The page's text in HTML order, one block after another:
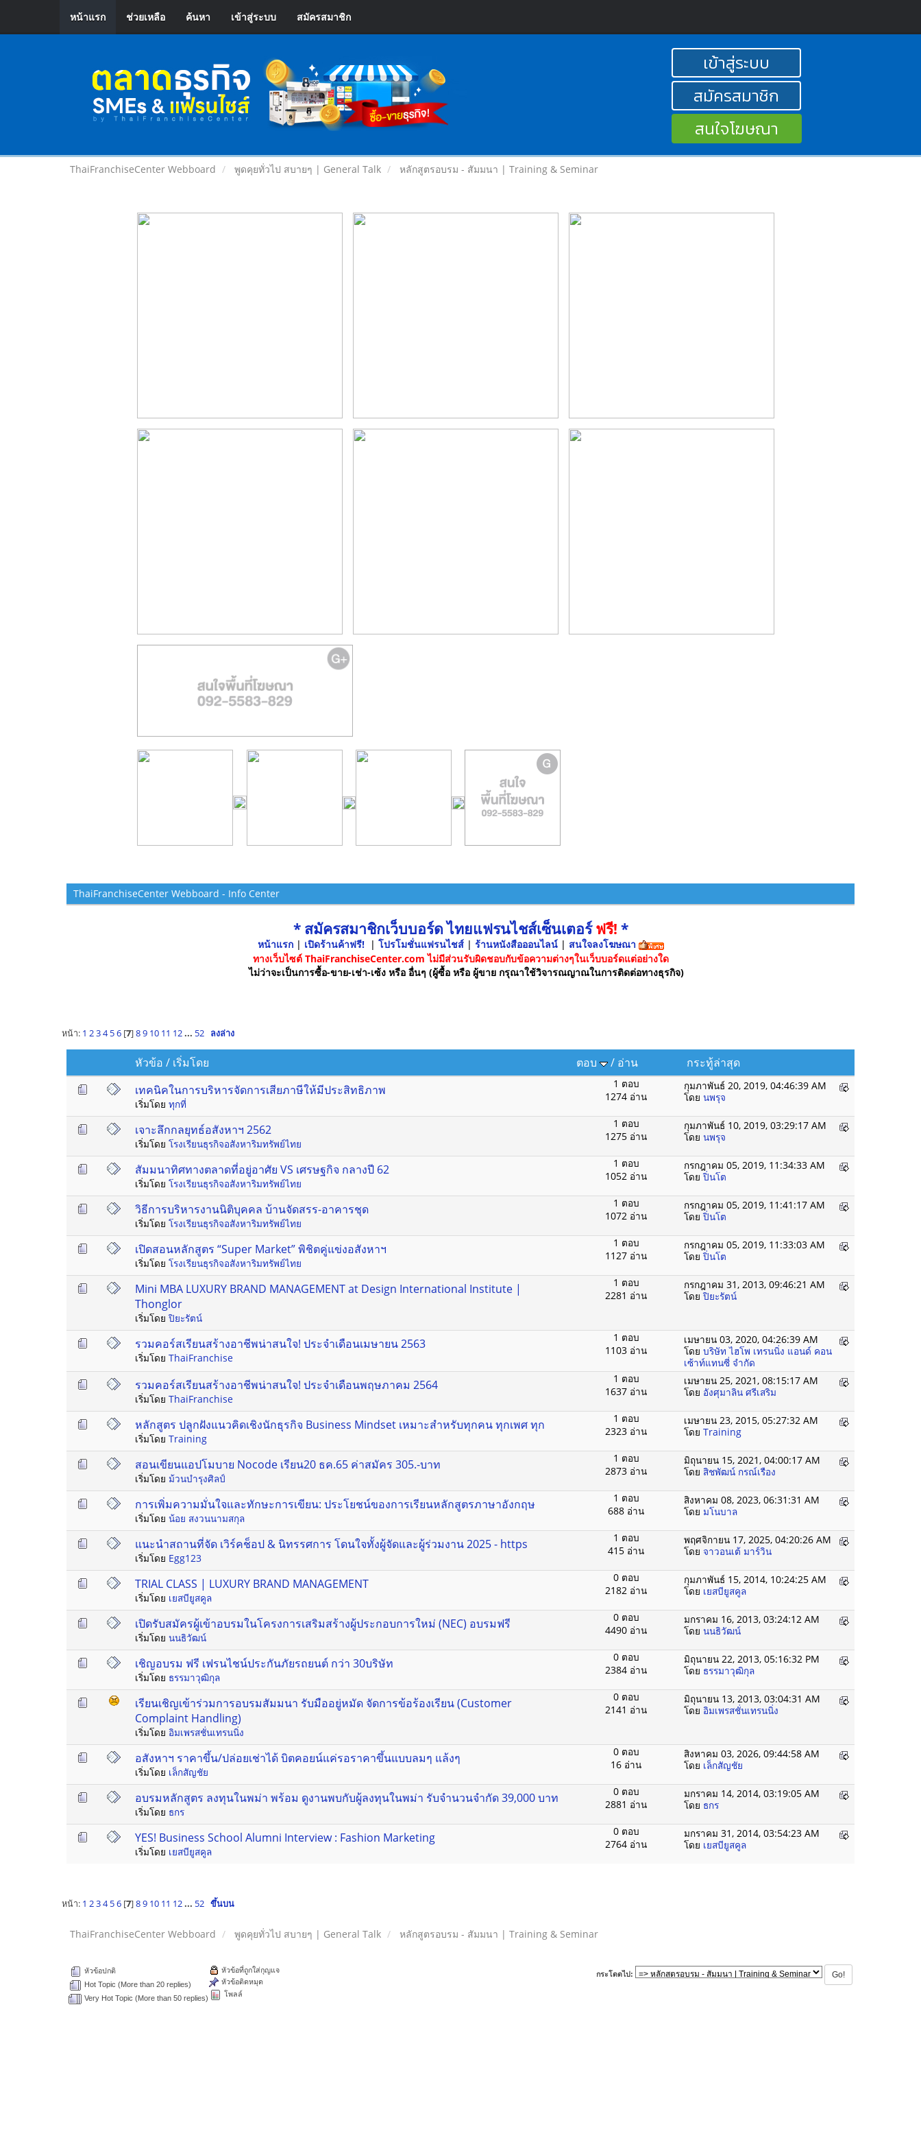
หน้าแรก ช่วยเหลือ ค้นหา เข้าสู่ระบบ สมัครสมาชิก
เข้าสู่ระบบ
สมัครสมาชิก
สนใจโฆษณา
ThaiFranchiseCenter Webboard พูดคุยทั่วไป สบายๆ | General Talk หลักสูตรอบรม - สัมมนา | Training & Seminar
ThaiFranchiseCenter Webboard - Info Center
* สมัครสมาชิกเว็บบอร์ด ไทยแฟรนไชส์เซ็นเตอร์ฟรี! *
หน้าแรก| เปิดร้านค้าฟรี! | โปรโมชั่นแฟรนไชส์ | ร้านหนังสือออนไลน์ | สนใจลงโฆษณา
ทางเว็บไซต์ ThaiFranchiseCenter.com ไม่มีส่วนรับผิดชอบกับข้อความต่างๆในเว็บบอร์ดแต่อย่างใด
ไม่ว่าจะเป็นการซื้อ-ขาย-เช่า-เซ้ง หรือ อื่นๆ (ผู้ซื้อ หรือ ผู้ขาย กรุณาใช้วิจารณญาณในการติดต่อทางธุรกิจ)
หน้า: 1 2 3 4 5 6[7]8 9 10 11 12 ... 52 ลงล่าง
หัวข้อ / เริ่มโดย ตอบ / อ่าน
กระทู้ล่าสุด
เทคนิคในการบริหารจัดการเสียภาษีให้มีประสิทธิภาพ
เริ่มโดย ทุกที่
1 ตอบ
1274 อ่าน
กุมภาพันธ์ 20, 2019, 04:46:39 AM
โดย นพรุจ
เจาะลึกกลยุทธ์อสังหาฯ 2562
เริ่มโดย โรงเรียนธุรกิจอสังหาริมทรัพย์ไทย
1 ตอบ
1275 อ่าน
กุมภาพันธ์ 10, 2019, 03:29:17 AM
โดย นพรุจ
สัมมนาทิศทางตลาดที่อยู่อาศัย VS เศรษฐกิจ กลางปี 62
เริ่มโดย โรงเรียนธุรกิจอสังหาริมทรัพย์ไทย
1 ตอบ
1052 อ่าน
กรกฎาคม 05, 2019, 11:34:33 AM
โดยปิ่นโต
วิธีการบริหารงานนิติบุคคล บ้านจัดสรร-อาคารชุด
เริ่มโดย โรงเรียนธุรกิจอสังหาริมทรัพย์ไทย
1 ตอบ
1072 อ่าน
กรกฎาคม 05, 2019, 11:41:17 AM
โดยปิ่นโต
เปิดสอนหลักสูตร “Super Market” พิชิตคู่แข่งอสังหาฯ
เริ่มโดย โรงเรียนธุรกิจอสังหาริมทรัพย์ไทย
1 ตอบ
1127 อ่าน
กรกฎาคม 05, 2019, 11:33:03 AM
โดยปิ่นโต
Mini MBA LUXURY BRAND MANAGEMENT at Design International Institute |
Thonglor
เริ่มโดยปิยะรัตน์
1 ตอบ
2281 อ่าน
กรกฎาคม 31, 2013, 09:46:21 AM
โดยปิยะรัตน์
รวมคอร์สเรียนสร้างอาชีพน่าสนใจ! ประจำเดือนเมษายน 2563
เริ่มโดย ThaiFranchise
1 ตอบ
1103 อ่าน
เมษายน 03, 2020, 04:26:39 AM
โดย บริษัท ไฮโพ เทรนนิ่ง แอนด์ คอน
เซ้าท์แทนซี่ จำกัด
รวมคอร์สเรียนสร้างอาชีพน่าสนใจ! ประจำเดือนพฤษภาคม 2564
เริ่มโดย ThaiFranchise
1 ตอบ
1637 อ่าน
เมษายน 25, 2021, 08:15:17 AM
โดย อังศุมาลิน ศรีเสริม
หลักสูตร ปลูกฝังแนวคิดเชิงนักธุรกิจ Business Mindset เหมาะสำหรับทุกคน ทุกเพศ ทุก
เริ่มโดย Training
1 ตอบ
2323 อ่าน
เมษายน 23, 2015, 05:27:32 AM
โดย Training
สอนเขียนแอปโมบาย Nocode เรียน20 ธค.65 ค่าสมัคร 305.-บาท
เริ่มโดย ม้วนบำรุงศิลป์
1 ตอบ
2873 อ่าน
มิถุนายน 15, 2021, 04:00:17 AM
โดย สิชพัฒน์ กรณ์เรือง
การเพิ่มความมั่นใจและทักษะการเขียน: ประโยชน์ของการเรียนหลักสูตรภาษาอังกฤษ
เริ่มโดย น้อย สงวนนามสกุล
1 ตอบ
688 อ่าน
สิงหาคม 08, 2023, 06:31:31 AM
โดย มโนบาล
แนะนำสถานที่จัด เวิร์คช็อป & นิทรรศการ โดนใจทั้งผู้จัดและผู้ร่วมงาน 2025 - https
เริ่มโดย Egg123
1 ตอบ
415 อ่าน
พฤศจิกายน 17, 2025, 04:20:26 AM
โดย จาวอนเต้ มาร์วิน
TRIAL CLASS | LUXURY BRAND MANAGEMENT
เริ่มโดย เยสบียูสคูล
0 ตอบ
2182 อ่าน
กุมภาพันธ์ 15, 2014, 10:24:25 AM
โดย เยสบียูสคูล
เปิดรับสมัครผู้เข้าอบรมในโครงการเสริมสร้างผู้ประกอบการใหม่ (NEC) อบรมฟรี
เริ่มโดย นนธิวัฒน์
0 ตอบ
4490 อ่าน
มกราคม 16, 2013, 03:24:12 AM
โดย นนธิวัฒน์
เชิญอบรม ฟรี เฟรนไชน์ประกันภัยรถยนต์ กว่า 30บริษัท
เริ่มโดย ธรรมาวุฒิกุล
0 ตอบ
2384 อ่าน
มิถุนายน 22, 2013, 05:16:32 PM
โดย ธรรมาวุฒิกุล
เรียนเชิญเข้าร่วมการอบรมสัมมนา รับมืออยู่หมัด จัดการข้อร้องเรียน (Customer
Complaint Handling)
เริ่มโดย อิมเพรสชั่นเทรนนิ่ง
0 ตอบ
2141 อ่าน
มิถุนายน 13, 2013, 03:04:31 AM
โดย อิมเพรสชั่นเทรนนิ่ง
อสังหาฯ ราคาขึ้น/ปล่อยเช่าได้ บิตคอยน์แค่รอราคาขึ้นแบบลมๆ แล้งๆ
เริ่มโดย เล็กสัญชัย
0 ตอบ
16 อ่าน
สิงหาคม 03, 2026, 09:44:58 AM
โดย เล็กสัญชัย
อบรมหลักสูตร ลงทุนในพม่า พร้อม ดูงานพบกับผู้ลงทุนในพม่า รับจำนวนจำกัด 39,000 บาท
เริ่มโดย ธกร
0 ตอบ
2881 อ่าน
มกราคม 14, 2014, 03:19:05 AM
โดย ธกร
YES! Business School Alumni Interview : Fashion Marketing
เริ่มโดย เยสบียูสคูล
0 ตอบ
2764 อ่าน
มกราคม 31, 2014, 03:54:23 AM
โดย เยสบียูสคูล
หน้า: 1 2 3 4 5 6[7]8 9 10 11 12 ... 52 ขึ้นบน
ThaiFranchiseCenter Webboard พูดคุยทั่วไป สบายๆ | General Talk หลักสูตรอบรม - สัมมนา | Training & Seminar
กระโดดไป:
หัวข้อปกติ
Hot Topic (More than 20 replies)
Very Hot Topic (More than 50 replies)
หัวข้อที่ถูกใส่กุญแจ
หัวข้อติดหมุด
โพลล์